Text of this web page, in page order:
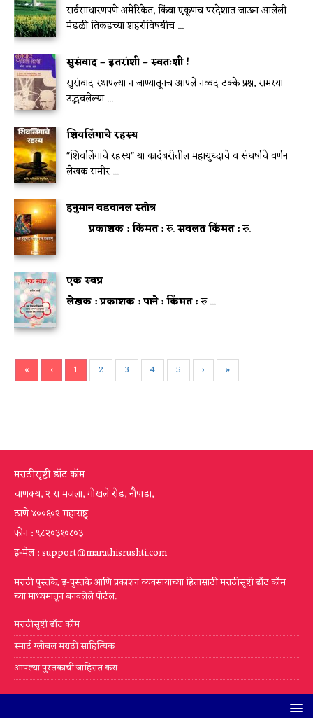
सर्वसाधारणपणे अमेरिकेत, किंवा एकूणच परदेशात जाऊन आलेली
मंडळी तिकडच्या शहरांविषयीच ...
सुसंवाद – इतरांशी – स्वतःशी !
सुसंवाद स्थापल्या न जाण्यातूनच आपले नव्वद टक्के प्रश्न, समस्या
उद्भवलेल्या ...
शिवलिंगाचे रहस्य
"शिवलिंगाचे रहस्य" या कादंबरीतील महायुध्दाचे व संघर्षाचे वर्णन
लेखक समीर ...
हनुमान वडवानल स्तोत्र
प्रकाशक :किंमत :रु.सवलत किंमत :रु.
एक स्वप्न
लेखक :प्रकाशक :पाने :किंमत :रु ...
« ‹ 1 2 3 4 5 › »
मराठीसृष्टी डॉट कॉम
चाणक्य, २ रा मजला, गोखले रोड, नौपाडा,
ठाणे ४००६०२ महाराष्ट्र
फोन : ९८२०३१०८०३
इ-मेल : support@marathisrushti.com
मराठी पुस्तके, इ-पुस्तके आणि प्रकाशन व्यवसायाच्या हितासाठी मराठीसृष्टी डॉट कॉम
च्या माध्यमातून बनवलेले पोर्टल.
मराठीसृष्टी डॉट कॉम
स्मार्ट ग्लोबल मराठी साहित्यिक
आपल्या पुस्तकाची जाहिरात करा